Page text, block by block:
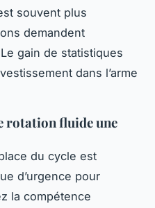
souvent plus
demandent
gain de statistiques
dans l’arme
rotation fluide une
du cycle est
d’urgence pour
la compétence